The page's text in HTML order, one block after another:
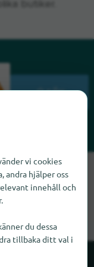
butiker.
SÖK
du vet var Toshiba
oss det.
vi cookies
andra hjälper oss
innehåll och
du dessa
tillbaka ditt val i